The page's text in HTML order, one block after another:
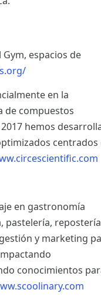
espacios de
en la
de compuestos
hemos
centrados
en gastronomía
pastelería,
y marketing
conocimientos